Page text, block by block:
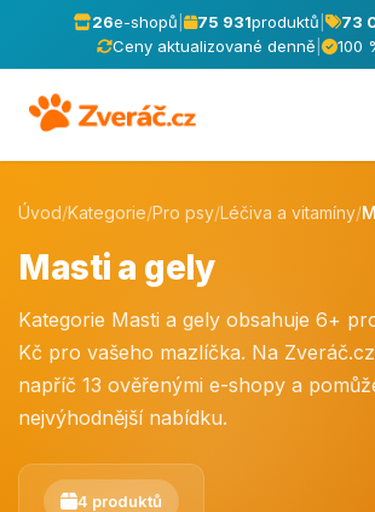
26e-shopů 75 931produktů 73
Ceny aktualizované denně
100
Úvod/Kategorie/Pro psy/Léčiva a vitamíny/
Masti a gely
Kategorie Masti a gely obsahuje 6+
Kč pro vašeho mazlíčka. Na
napříč 13 ověřenými e-shopy a
nejvýhodnější nabídku.
4 produktů